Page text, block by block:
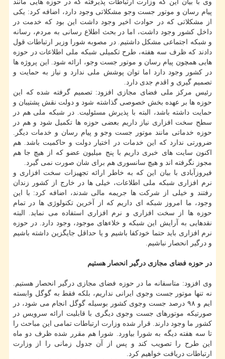
وی با بیان این كه وزارت ارتباطات پذیرفته كه در حوزه هایی مانند
پیام رسان و موتور جست وجو مشكلاتی وجود دارد، اضافه كرد: یكی
از مشكلاتی كه در حوادث اخیر وجود داشت این بود كه خدمت در
داخل كشور وجود داشت، اما در بحث اطلاع رسانی به مردم، رسانه
و شبكه اجتماعی مشكل داشتیم. در مصوبه شورا وزیر ارتباطات قول
دادند كه ظرف سه هفته، طرح تكمیلی شبكه ملی اطلاعات در حوزه
هایی همچون پیام رسان و موتور جست وجو، ارائه شود. این پروژه ها
در كشور وجود دارد اما توان پوشش ملی ندارد و نیاز به حمایت و
تصمیم گیری و اقدم جدی دارد.
رئیس مركز ملی فضای مجازی افزود: تصمیم گرفته شده كه این
حوزه ها بر عهده بخش خصوصی گذاشته شود و دولت نقش پشتیبان و
حمایت داشته باشد، البته با پذیرش مسئولیت. در شبكه ملی هم در
سطح سخت افزاری نیاز داریم بعضی حوزه ها تكمیل شود و هم در
حوزه خدماتی مانند موتور جست وجو و پیام رسان و خدمات دیگر.
ضرورتی ندارد كه این خدمات در اختیار دولت و حاكمیت باشد. هم
اكنون سایت های خبری داریم با پنج میلیون عضو كه از هیچ جا هم
مجوز نگرفته اند و هیچ سانسوری هم برای شان صورت نمی گیرد.
فیروزآبادی با بیان این كه به خاطر ارائه تجهیزات سخت افزاری و
نرم افزاری شبكه ملی اطلاعات، خیلی ها در خارج از كشور زندان
رفتند و خیلی از شركت ها جریمه مالی شدند، اضافه كرد: با این
وجود، ما امروز شبكه ای داریم كه از آخرین تكنولوژی ها در تمام
حوزه ها از سخت افزاری و نرم افزاری استفاده می نماید. البته
نقدهایی به آرایش این شبكه و خلاءهای موجود، وجود دارد. در حوزه
نرم افزاری باید حتما خودكفا باشیم و یا حداقل جایگزین داشته باشیم
و درگیر انحصار نباشیم.
در حوزه فضای مجازی درگیر انحصار هستیم
وی افزود: متاسفانه ما در حوزه فضای مجازی درگیر انحصار هستیم.
نه تنها موتور جست وجوی ایرانی نداریم، بلكه فقط به گوگل وابسته
ایم و ۹۸ درصد جست وجوی كشور بوسیله گوگل انجام می شود، در
صورتیكه موتورهای جست وجوی دیگری با قابلیت ارائه سرویس در
كشور ما وجود دارند. قرار شده وزارت ارتباطات تمامی این مباحث را
تا سه هفته دیگه به شورا بیاورد. شورا هم مقرر شده ظرف دو ماه
این طرح را تصویب كند و پس از آن جدول زمانی را از وزارت
ارتباطات دریافت خواهیم كرد.